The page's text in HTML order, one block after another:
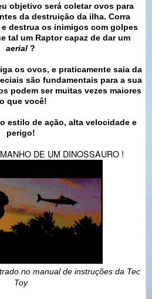
objetivo será coletar ovos para
da destruição da ilha. Corra
destrua os inimigos com golpes
tal um Raptor capaz de dar um
aerial ?
os ovos, e praticamente saia da
são fundamentais para a sua
podem ser muitas vezes maiores
que você!
estilo de ação, alta velocidade e
perigo!
DE UM DINOSSAURO !
no manual de instruções da Tec
Toy